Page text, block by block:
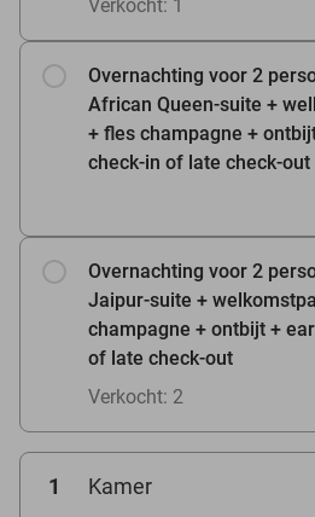
Verkocht: 1
Overnachting voor 2
African Queen-suite +
+ fles champagne +
check-in of late check-out
Overnachting voor 2
Jaipur-suite +
champagne + ontbijt +
of late check-out
Verkocht: 2
1 Kamer